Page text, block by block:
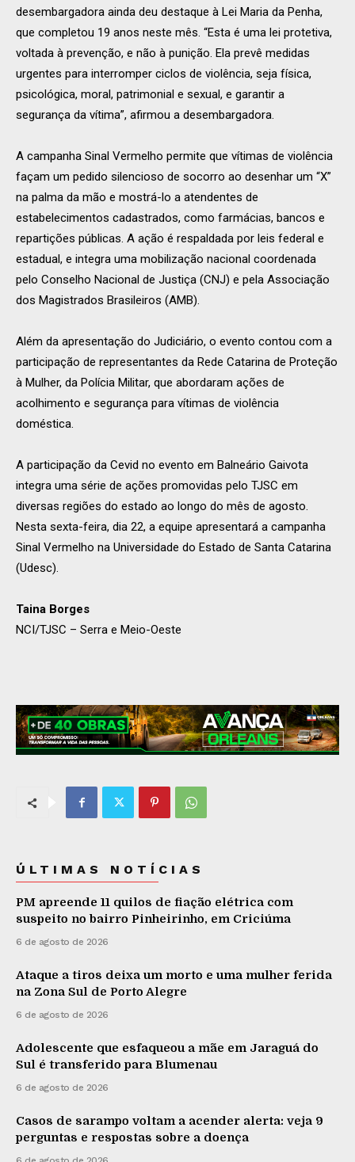
desembargadora ainda deu destaque à Lei Maria da Penha,
que completou 19 anos neste mês. “Esta é uma lei protetiva,
voltada à prevenção, e não à punição. Ela prevê medidas
urgentes para interromper ciclos de violência, seja física,
psicológica, moral, patrimonial e sexual, e garantir a
segurança da vítima”, afirmou a desembargadora.
A campanha Sinal Vermelho permite que vítimas de violência
façam um pedido silencioso de socorro ao desenhar um “X”
na palma da mão e mostrá-lo a atendentes de
estabelecimentos cadastrados, como farmácias, bancos e
repartições públicas. A ação é respaldada por leis federal e
estadual, e integra uma mobilização nacional coordenada
pelo Conselho Nacional de Justiça (CNJ) e pela Associação
dos Magistrados Brasileiros (AMB).
Além da apresentação do Judiciário, o evento contou com a
participação de representantes da Rede Catarina de Proteção
à Mulher, da Polícia Militar, que abordaram ações de
acolhimento e segurança para vítimas de violência
doméstica.
A participação da Cevid no evento em Balneário Gaivota
integra uma série de ações promovidas pelo TJSC em
diversas regiões do estado ao longo do mês de agosto.
Nesta sexta-feira, dia 22, a equipe apresentará a campanha
Sinal Vermelho na Universidade do Estado de Santa Catarina
(Udesc).
Taina Borges
NCI/TJSC – Serra e Meio-Oeste
ÚLTIMAS NOTÍCIAS
PM apreende 11 quilos de fiação elétrica com
suspeito no bairro Pinheirinho, em Criciúma
6 de agosto de 2026
Ataque a tiros deixa um morto e uma mulher ferida
na Zona Sul de Porto Alegre
6 de agosto de 2026
Adolescente que esfaqueou a mãe em Jaraguá do
Sul é transferido para Blumenau
6 de agosto de 2026
Casos de sarampo voltam a acender alerta: veja 9
perguntas e respostas sobre a doença